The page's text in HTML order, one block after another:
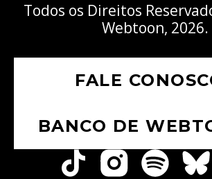
Todos os Direitos
Webtoon, 2026.
FALE
BANCO DE